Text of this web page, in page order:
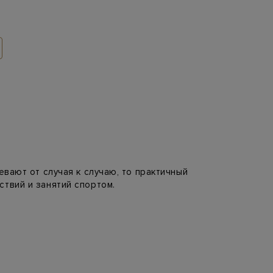
от случая к случаю, то практичный
и занятий спортом.
пуху. Чем больше слоев